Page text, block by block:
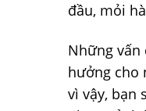
đầu, mỏi
Những vấn
hưởng cho
vì vậy, bạn